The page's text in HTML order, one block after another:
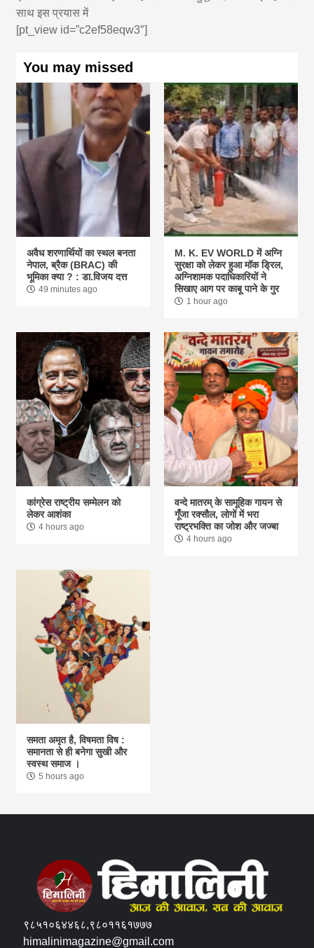
साथ इस प्रयास में
[pt_view id=”c2ef58eqw3″]
You may missed
अवैध शरणार्थियों का स्थल बनता
नेपाल, ब्रैक (BRAC) की
भूमिका क्या ? : डा.विजय दत्त
49 minutes ago
M. K. EV WORLD में अग्नि
सुरक्षा को लेकर हुआ मॉक ड्रिल,
अग्निशामक पदाधिकारियों ने
सिखाए आग पर काबू पाने के गुर
1 hour ago
कांग्रेस राष्ट्रीय सम्मेलन को
लेकर आशंका
4 hours ago
वन्दे मातरम् के सामूहिक गायन से
गूंँजा रक्सौल, लोगों में भरा
राष्ट्रभक्ति का जोश और जज्बा
4 hours ago
समता अमृत है, विषमता विष :
समानता से ही बनेगा सुखी और
स्वस्थ समाज ।
5 hours ago
९८५१०६४४६८,९८०११६१७७७
himalinimagazine@gmail.com